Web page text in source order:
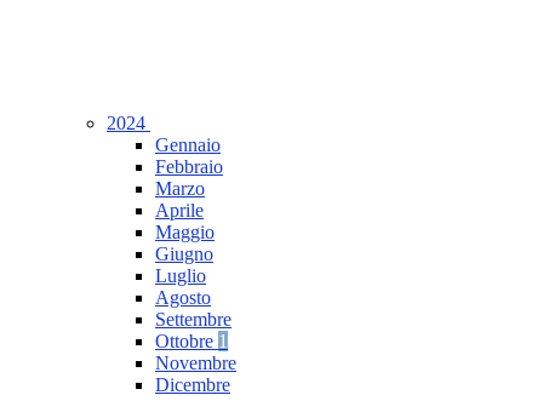
2024
Gennaio
Febbraio
Marzo
Aprile
Maggio
Giugno
Luglio
Agosto
Settembre
Ottobre 1
Novembre
Dicembre